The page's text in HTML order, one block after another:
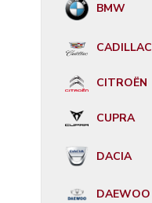
BMW
CADILLAC
CITROËN
CUPRA
DACIA
DAEWOO